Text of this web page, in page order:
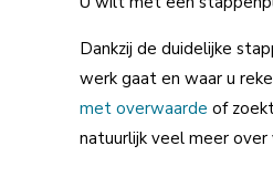
Dankzij de duidelijke
werk gaat en waar u
met overwaarde of
natuurlijk veel meer